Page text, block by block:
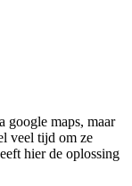
google maps, maar
veel tijd om ze
hier de oplossing